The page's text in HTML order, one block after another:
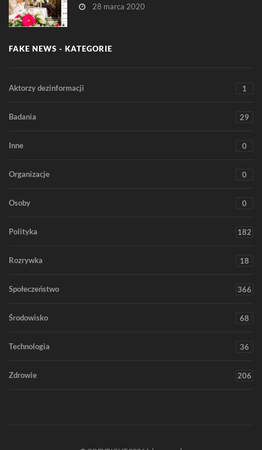
28 marca 2020
FAKE NEWS - KATEGORIE
Aktorzy dezinformacji 1
Badania 29
Inne 0
Organizacje 0
Osoby 0
Polityka 182
Rozrywka 18
Społeczeństwo 366
Środowisko 68
Technologia 36
Zdrowie 206